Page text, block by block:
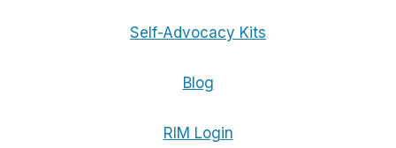
Self-Advocacy Kits
Blog
RIM Login